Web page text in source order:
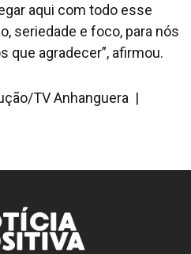
aqui com todo esse
seriedade e foco, para nós
que agradecer”, afirmou.
TV Anhanguera |